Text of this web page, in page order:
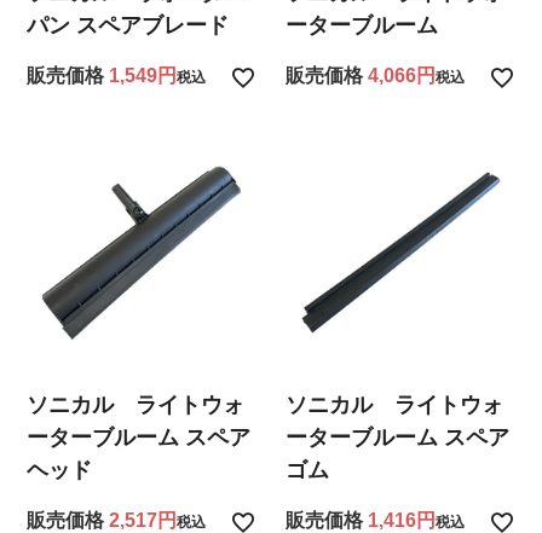
パン スペアブレード
販売価格 1,549 税込
ーターブルーム
販売価格 4,066 税込
ソニカル ライトウォ
ーターブルーム スペア
ヘッド
販売価格 2,517 税込
ソニカル ライトウォ
ーターブルーム スペア
ゴム
販売価格 1,416 税込